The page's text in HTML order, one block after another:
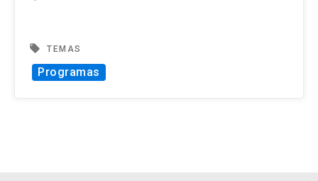
local_offer TEMAS
Programas